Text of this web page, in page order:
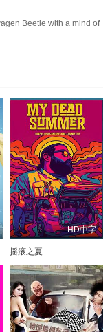
Beetle with a mind of
HD中字
摇滚之夏